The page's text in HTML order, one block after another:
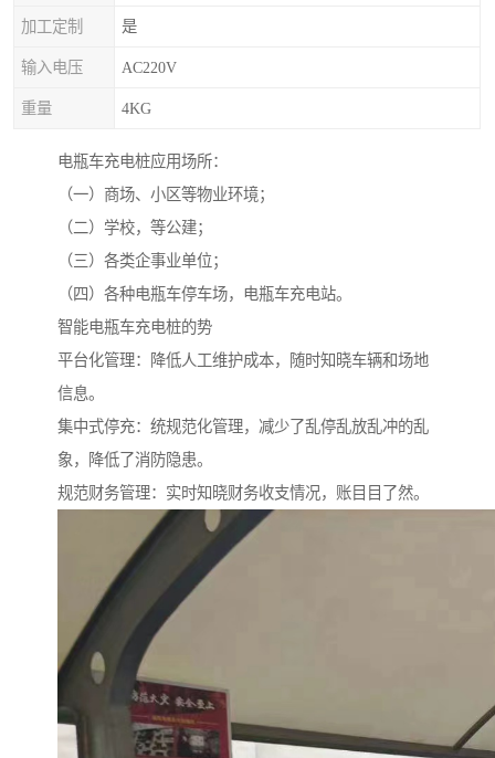
加工定制 是
输入电压 AC220V
重量 4KG
电瓶车充电桩应用场所：
（一）商场、小区等物业环境；
（二）学校，等公建；
（三）各类企事业单位；
（四）各种电瓶车停车场，电瓶车充电站。
智能电瓶车充电桩的势
平台化管理：降低人工维护成本，随时知晓车辆和场地
信息。
集中式停充：统规范化管理，减少了乱停乱放乱冲的乱
象，降低了消防隐患。
规范财务管理：实时知晓财务收支情况，账目目了然。